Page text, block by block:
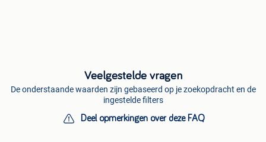
Veelgestelde vragen
De onderstaande waarden zijn gebaseerd op je zoekopdracht en de
ingestelde filters
Deel opmerkingen over deze FAQ